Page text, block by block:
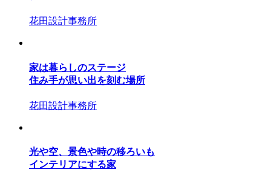
花田設計事務所
家は暮らしのステージ
住み手が思い出を刻む場所
花田設計事務所
光や空、景色や時の移ろいも
インテリアにする家